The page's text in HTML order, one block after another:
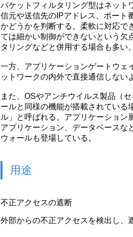
パケットフィルタリング型はネット
信元や送信先のIPアドレス、ポート
かどうかを判断する。柔軟に対応で
ては細かい制御ができないという欠
タリングなどと併用する場合も多い
一方、アプリケーションゲートウェ
ットワークの内外で直接通信しない
また、OSやアンチウイルス製品（
ールと同様の機能が搭載されている
ル」と呼ばれる。アプリケーション
アプリケーション、データベースな
ウォールも登場している。
用途
不正アクセスの遮断
外部からの不正アクセスを検出し、